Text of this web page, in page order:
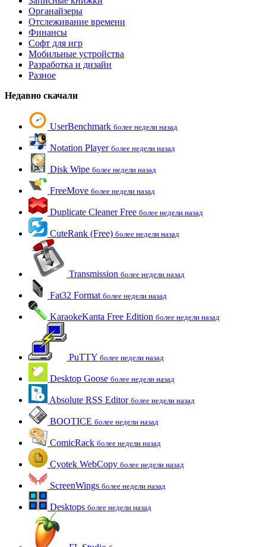
Органайзеры
Отслеживание времени
Финансы
Софт для игр
Мобильные устройства
Разработка и дизайн
Разное
Недавно скачали
UserBenchmark более недели назад
Notation Player более недели назад
Disk Wipe более недели назад
FreeMove более недели назад
Duplicate Cleaner Free более недели назад
CuteRank (Free) более недели назад
Transmission более недели назад
Fat32 Format более недели назад
KaraokeKanta Free Edition более недели назад
PuTTY более недели назад
Desktop Goose более недели назад
Absolute RSS Editor более недели назад
BOOTICE более недели назад
ComicRack более недели назад
Cyotek WebCopy более недели назад
ScreenWings более недели назад
Desktops более недели назад